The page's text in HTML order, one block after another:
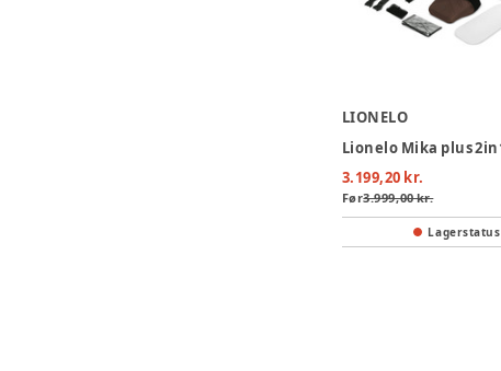
LIONELO
3.199,20 kr.
Før3.999,00 kr.
Lagerstatus